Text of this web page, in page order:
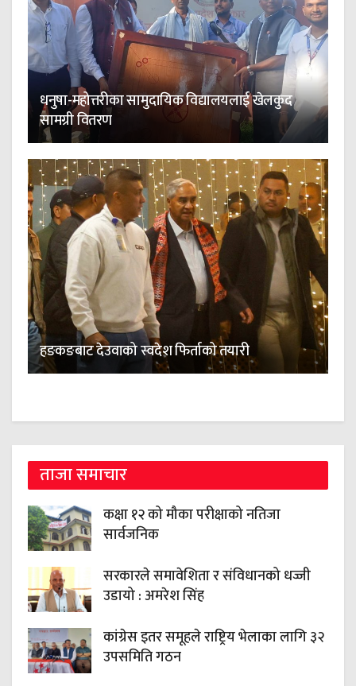
धनुषा-महोत्तरीका सामुदायिक विद्यालयलाई खेलकुद
सामग्री वितरण
हङकङबाट देउवाको स्वदेश फिर्ताको तयारी
ताजा समाचार
कक्षा १२ को मौका परीक्षाको नतिजा
सार्वजनिक
सरकारले समावेशिता र संविधानको धज्जी
उडायो : अमरेश सिंह
कांग्रेस इतर समूहले राष्ट्रिय भेलाका लागि ३२
उपसमिति गठन